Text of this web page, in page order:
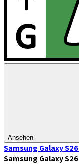
Ansehen
Samsung Galaxy S26
Samsung Galaxy S26